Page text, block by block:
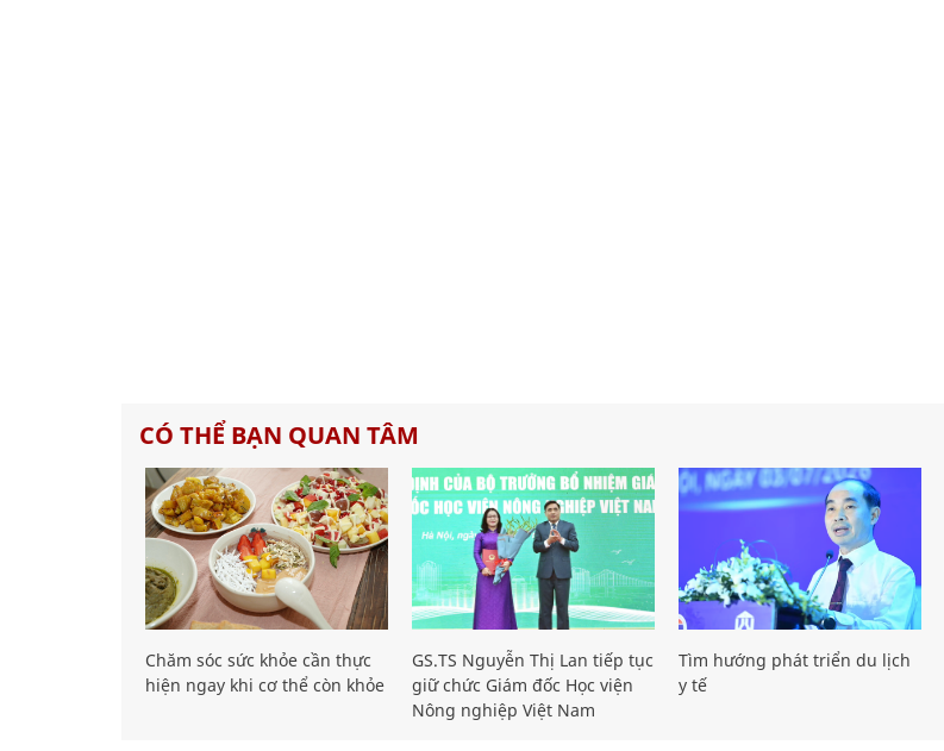
CÓ THỂ BẠN QUAN TÂM
Chăm sóc sức khỏe cần thực
hiện ngay khi cơ thể còn khỏe
GS.TS Nguyễn Thị Lan tiếp tục
giữ chức Giám đốc Học viện
Nông nghiệp Việt Nam
Tìm hướng phát triển du lịch
y tế